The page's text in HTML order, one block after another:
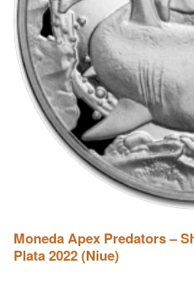
Moneda Apex Predators –
Plata 2022 (Niue)